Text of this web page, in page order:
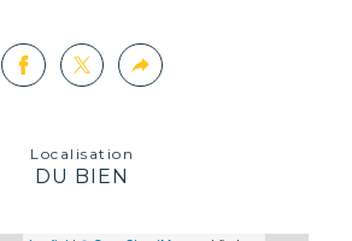
Localisation
DU BIEN